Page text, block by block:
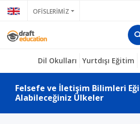
OFİSLERİMİZ
Dil Okulları Yurtdışı Eğitim
Felsefe ve İletişim Bilimleri
Alabileceğiniz Ülkeler